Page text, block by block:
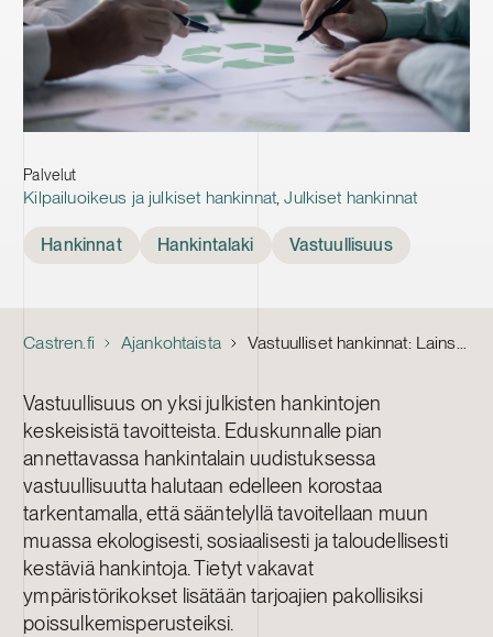
Palvelut
Kilpailuoikeus ja julkiset hankinnat,Julkiset hankinnat
Hankinnat Hankintalaki Vastuullisuus
Castren.fi Ajankohtaista Vastuulliset hankinnat: Lainsäädännön vaatimuksia ja käytännön haasteita
Vastuullisuus on yksi julkisten hankintojen
keskeisistä tavoitteista. Eduskunnalle pian
annettavassa hankintalain uudistuksessa
vastuullisuutta halutaan edelleen korostaa
tarkentamalla, että sääntelyllä tavoitellaan muun
muassa ekologisesti, sosiaalisesti ja taloudellisesti
kestäviä hankintoja. Tietyt vakavat
ympäristörikokset lisätään tarjoajien pakollisiksi
poissulkemisperusteiksi.